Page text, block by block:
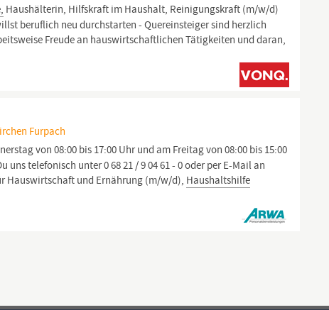
Haushälterin, Hilfskraft im Haushalt, Reinigungskraft (m/w/d)
beruflich neu durchstarten - Quereinsteiger sind herzlich
Freude an hauswirtschaftlichen Tätigkeiten und daran,
Furpach
von 08:00 bis 17:00 Uhr und am Freitag von 08:00 bis 15:00
telefonisch unter 0 68 21 / 9 04 61 - 0 oder per E-Mail an
Hauswirtschaft und Ernährung (m/w/d), Haushaltshilfe